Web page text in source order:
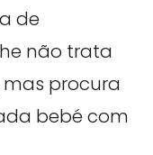
de
não trata
procura
bebé com